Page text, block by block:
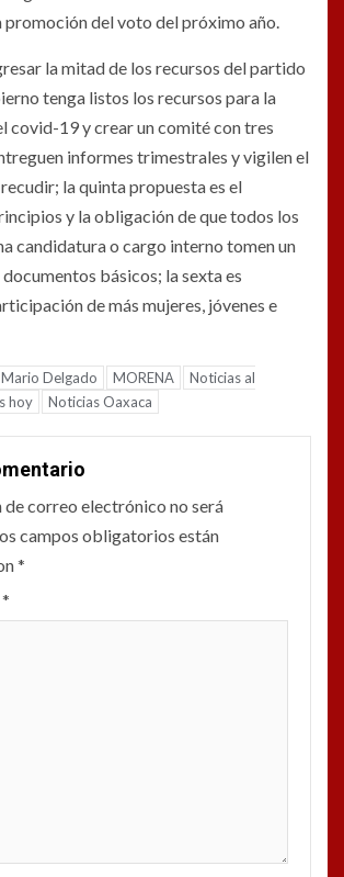
promoción del voto del próximo año.
la mitad de los recursos del partido
tenga listos los recursos para la
covid-19 y crear un comité con tres
informes trimestrales y vigilen el
la quinta propuesta es el
y la obligación de que todos los
candidatura o cargo interno tomen un
básicos; la sexta es
de más mujeres, jóvenes e
Mario Delgado MORENA
Noticias al
hoy Noticias Oaxaca
de correo electrónico no será
campos obligatorios están
*
*